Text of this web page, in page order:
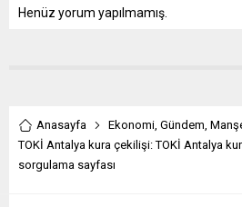
Henüz yorum yapılmamış.
Anasayfa Ekonomi, Gündem,
TOKİ Antalya kura çekilişi: TOKİ Antalya
sorgulama sayfası